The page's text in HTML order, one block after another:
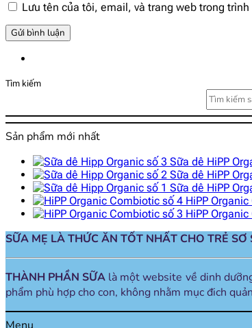
Lưu tên của tôi, email, và trang web trong
Tìm kiếm
Sản phẩm mới nhất
Sữa dê HiPP
Sữa dê HiPP
Sữa dê HiPP
HiPP
HiPP
SỮA MẸ LÀ THỨC ĂN TỐT NHẤT CHO TRẺ SƠ
THÀNH PHẦN SỮA là một website về dinh
phẩm phù hợp cho con, không nhằm mục đich